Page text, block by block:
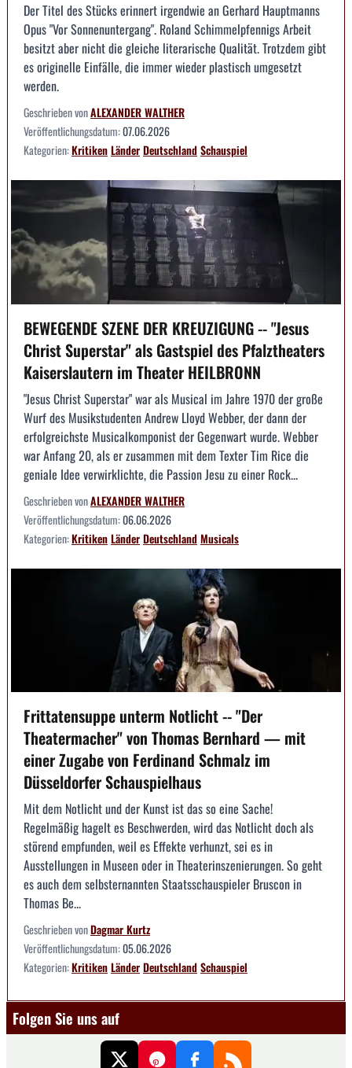
Der Titel des Stücks erinnert irgendwie an Gerhard Hauptmanns
Opus "Vor Sonnenuntergang". Roland Schimmelpfennigs Arbeit
besitzt aber nicht die gleiche literarische Qualität. Trotzdem gibt
es originelle Einfälle, die immer wieder plastisch umgesetzt
werden.
Geschrieben vonALEXANDER WALTHER
Veröffentlichungsdatum:07.06.2026
Kategorien:KritikenLänderDeutschlandSchauspiel
BEWEGENDE SZENE DER KREUZIGUNG -- "Jesus
Christ Superstar" als Gastspiel des Pfalztheaters
Kaiserslautern im Theater HEILBRONN
"Jesus Christ Superstar" war als Musical im Jahre 1970 der große
Wurf des Musikstudenten Andrew Lloyd Webber, der dann der
erfolgreichste Musicalkomponist der Gegenwart wurde. Webber
war Anfang 20, als er zusammen mit dem Texter Tim Rice die
geniale Idee verwirklichte, die Passion Jesu zu einer Rock...
Geschrieben vonALEXANDER WALTHER
Veröffentlichungsdatum:06.06.2026
Kategorien:KritikenLänderDeutschlandMusicals
Frittatensuppe unterm Notlicht -- "Der
Theatermacher" von Thomas Bernhard — mit
einer Zugabe von Ferdinand Schmalz im
Düsseldorfer Schauspielhaus
Mit dem Notlicht und der Kunst ist das so eine Sache!
Regelmäßig hagelt es Beschwerden, wird das Notlicht doch als
störend empfunden, weil es Effekte verhunzt, sei es in
Ausstellungen in Museen oder in Theaterinszenierungen. So geht
es auch dem selbsternannten Staatsschauspieler Bruscon in
Thomas Be...
Geschrieben vonDagmar Kurtz
Veröffentlichungsdatum:05.06.2026
Kategorien:KritikenLänderDeutschlandSchauspiel
Folgen Sie uns auf